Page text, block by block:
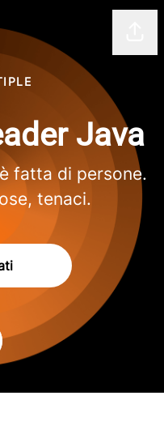
Java
fatta di persone.
tenaci.